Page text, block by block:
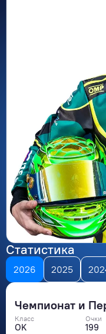
Статистика
2026 2025
Класс
OK
Чемпионат и
Очки
199